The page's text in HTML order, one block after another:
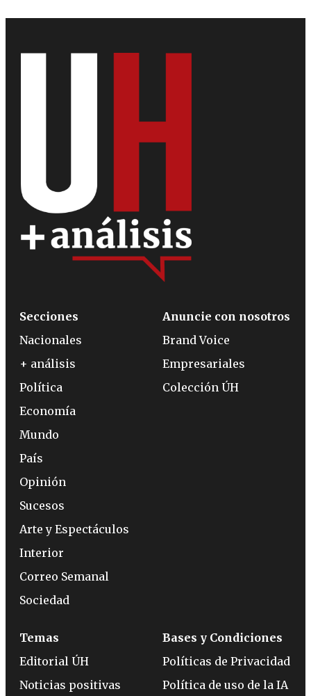
Secciones
Nacionales
+ análisis
Política
Economía
Mundo
País
Opinión
Sucesos
Arte y Espectáculos
Interior
Correo Semanal
Sociedad
Anuncie con nosotros
Brand Voice
Empresariales
Colección ÚH
Temas
Editorial ÚH
Noticias positivas
Bases y Condiciones
Políticas de Privacidad
Política de uso de la IA